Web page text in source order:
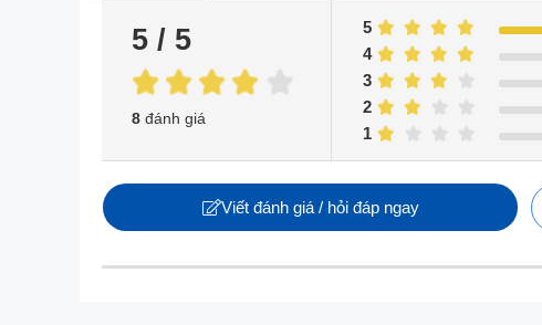
5 / 5
8 đánh giá
1
2
3
4
5
Viết đánh giá / hỏi đáp ngay